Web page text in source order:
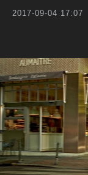
2017-09-04 17:07